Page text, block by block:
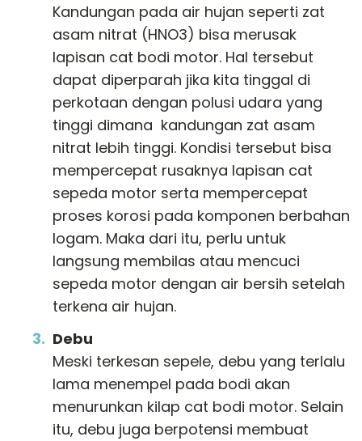
Kandungan pada air hujan seperti zat
asam nitrat (HNO3) bisa merusak
lapisan cat bodi motor. Hal tersebut
dapat diperparah jika kita tinggal di
perkotaan dengan polusi udara yang
tinggi dimana kandungan zat asam
nitrat lebih tinggi. Kondisi tersebut bisa
mempercepat rusaknya lapisan cat
sepeda motor serta mempercepat
proses korosi pada komponen berbahan
logam. Maka dari itu, perlu untuk
langsung membilas atau mencuci
sepeda motor dengan air bersih setelah
terkena air hujan.
Debu
Meski terkesan sepele, debu yang terlalu
lama menempel pada bodi akan
menurunkan kilap cat bodi motor. Selain
itu, debu juga berpotensi membuat